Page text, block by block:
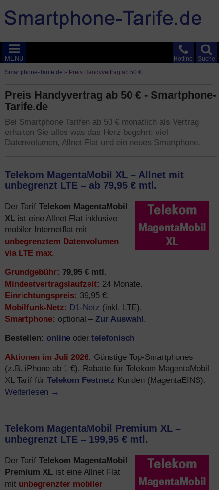
Suche
Hotline
MENÜ
Smartphone-Tarife.de » Preis Handyvertrag ab 50 €
Preis Handyvertrag ab 50 € - Smartphone-
Tarife.de
Bei Smartphone Tarifen ab 50 € monatlich als Vertrag
erhalten Sie alles was das Herz begehrt: viel
Datenvolumen, Allnet Flat und ein neues Smartphone.
Telekom MagentaMobil XL – Allnet mit
unbegrenzt LTE – ab 79,95 € mtl.
Der Tarif Telekom MagentaMobil
XL ist eine Allnet Flat inklusive
mobiler Internetflat mit
unbegrenztem Datenvolumen
via LTE max.
Grundgebühr: 79,95 € mtl.
Mindestvertragslaufzeit: 24 Monate.
Einrichtungspreis: 39,95 €.
Mobilfunk-Netz: D1-Netz (inkl. LTE).
Smartphone: optional – Zur Auswahl.
Bestellen: online oder telefonisch
Aktionen im Juli 2026: Günstige Top-Smartphones
(z.B. iPhone ab 1 €). Rabatte für Telekom MagentaMobil
XL Tarif für Telekom Festnetz Kunden (MagentaEINS).
Weiterlesen →
Telekom MagentaMobil Premium XL –
unbegrenzt LTE – 199,95 € mtl.
Der Tarif Telekom MagentaMobil
Premium XL ist eine Allnet Flat
mit unbegrenzter mobiler